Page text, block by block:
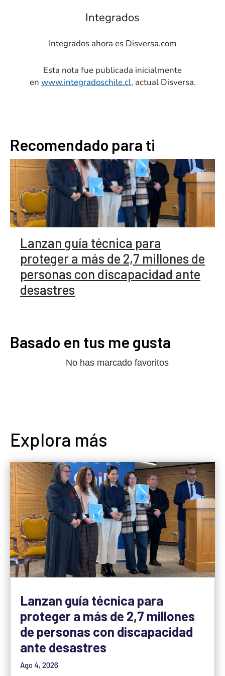
Integrados
Integrados ahora es Disversa.com
Esta nota fue publicada inicialmente
en www.integradoschile.cl, actual Disversa.
Recomendado para ti
Lanzan guía técnica para
proteger a más de 2,7 millones de
personas con discapacidad ante
desastres
Basado en tus me gusta
No has marcado favoritos
Explora más
Lanzan guía técnica para
proteger a más de 2,7 millones
de personas con discapacidad
ante desastres
Ago 4, 2026